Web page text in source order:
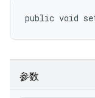
public void
参数